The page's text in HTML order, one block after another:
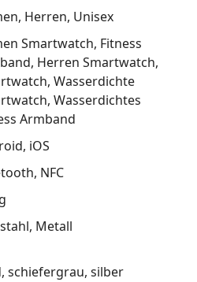
Herren Unisex
Smartwatch Fitness
Herren Smartwatch
Wasserdichte
Wasserdichtes
Armband
iOS
NFC
Metall
schiefergrau silber